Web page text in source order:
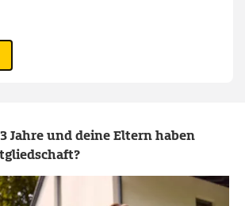
Jahre und deine Eltern haben